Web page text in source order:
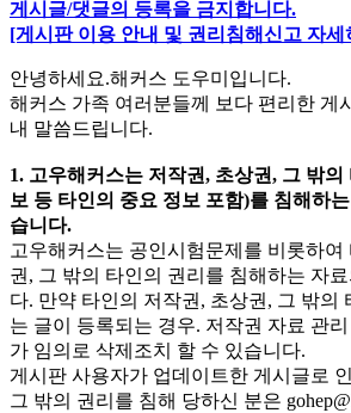
게시글/댓글의 등록을 금지합니다.
[게시판 이용 안내 및 권리침해신고 자세
안녕하세요.해커스 도우미입니다.
해커스 가족 여러분들께 보다 편리한 게
내 말씀드립니다.
1. 고우해커스는 저작권, 초상권, 그 밖
보 등 타인의 중요 정보 포함)를 침해하
습니다.
고우해커스는 공인시험문제를 비롯하여
권, 그 밖의 타인의 권리를 침해하는 자
다. 만약 타인의 저작권, 초상권, 그 밖의
는 글이 등록되는 경우. 저작권 자료 관
가 임의로 삭제조치 할 수 있습니다.
게시판 사용자가 업데이트한 게시글로
그 밖의 권리를 침해 당하신 분은